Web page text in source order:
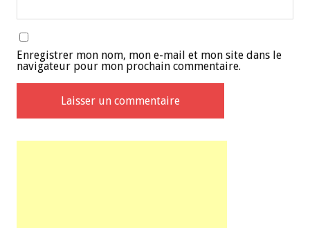
Enregistrer mon nom, mon e-mail et mon site dans le
navigateur pour mon prochain commentaire.